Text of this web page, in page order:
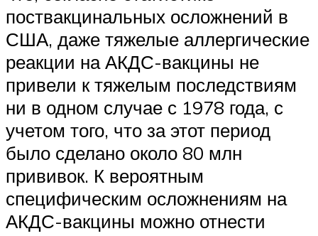
поствакцинальных осложнений в
США, даже тяжелые аллергические
реакции на АКДС-вакцины не
привели к тяжелым последствиям
ни в одном случае с 1978 года, с
учетом того, что за этот период
было сделано около 80 млн
прививок. К вероятным
специфическим осложнениям на
АКДС-вакцины можно отнести